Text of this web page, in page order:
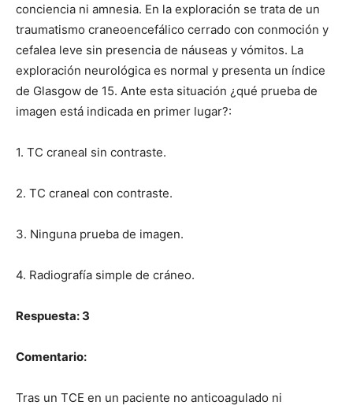
conciencia ni amnesia. En la exploración se trata de un
traumatismo craneoencefálico cerrado con conmoción y
cefalea leve sin presencia de náuseas y vómitos. La
exploración neurológica es normal y presenta un índice
de Glasgow de 15. Ante esta situación ¿qué prueba de
imagen está indicada en primer lugar?:
1. TC craneal sin contraste.
2. TC craneal con contraste.
3. Ninguna prueba de imagen.
4. Radiografía simple de cráneo.
Respuesta: 3
Comentario:
Tras un TCE en un paciente no anticoagulado ni